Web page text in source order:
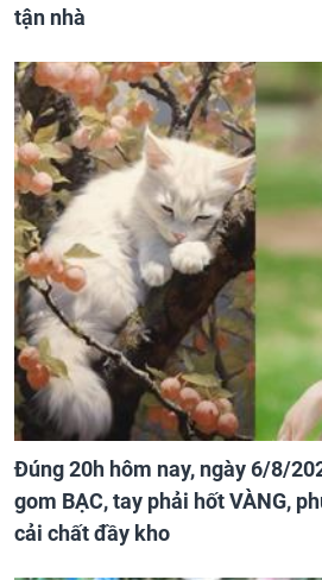
tận nhà
Đúng 20h hôm nay, ngày 6/8/
gom BẠC, tay phải hốt VÀNG,
cải chất đầy kho